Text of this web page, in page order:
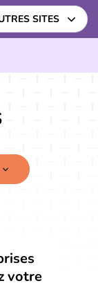
SITES
votre